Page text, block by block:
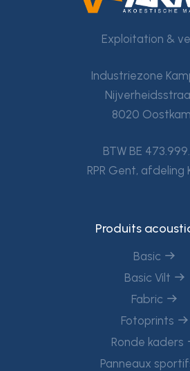
Exploitation &
Industriezone
8020
BTW BE
RPR Gent, afdeling
Produits
Basic
Basic Vilt
Fabric
Fotoprints
Ronde kaders
Panneaux